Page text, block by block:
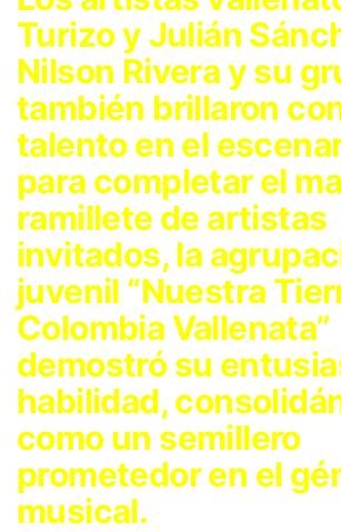
Turizo y Julián
Nilson Rivera y su
también brillaron
talento en el
para completar el
ramillete de artistas
invitados, la
juvenil “Nuestra
Colombia Vallenata”
demostró su
habilidad,
como un semillero
prometedor en el
musical.